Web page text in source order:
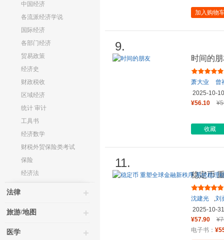
中国经济
各流派经济学说
国际经济
各部门经济
贸易政策
经济史
财政税收
区域经济
统计 审计
工具书
经济数学
财税外贸保险类考试
保险
经济法
法律
旅游/地图
医学
加入购物
9.
时间的
萧大业
曾
2025-10-10
¥56.10
收藏
11.
稳定币
币发展
沈建光 ,刘
2025-10-31
¥57.90
电子书：